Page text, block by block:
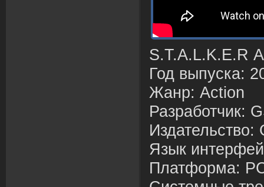
S.T.A.L.K.E.R
Год выпуска:
Жанр: Action
Разработчик:
Издательство:
Язык
Платформа: